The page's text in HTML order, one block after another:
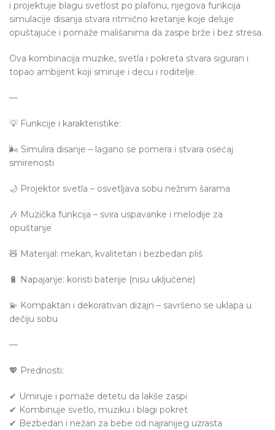
i projektuje blagu svetlost po plafonu, njegova funkcija
simulacije disanja stvara ritmično kretanje koje deluje
opuštajuće i pomaže mališanima da zaspe brže i bez stresa.
Ova kombinacija muzike, svetla i pokreta stvara siguran i
topao ambijent koji smiruje i decu i roditelje.
—
💡 Funkcije i karakteristike:
🌬️ Simulira disanje – lagano se pomera i stvara osećaj
smirenosti
🌙 Projektor svetla – osvetljava sobu nežnim šarama
🎶 Muzička funkcija – svira uspavanke i melodije za
opuštanje
🧸 Materijal: mekan, kvalitetan i bezbedan pliš
🔋 Napajanje: koristi baterije (nisu uključene)
💫 Kompaktan i dekorativan dizajn – savršeno se uklapa u
dečiju sobu
—
💖 Prednosti:
✔ Umiruje i pomaže detetu da lakše zaspi
✔ Kombinuje svetlo, muziku i blagi pokret
✔ Bezbedan i nežan za bebe od najranijeg uzrasta